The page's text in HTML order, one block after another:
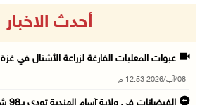
أحدث الاخبار
عبوات المعلبات الفارغة لزراعة الأشتال في غزة
08/آب/2026 12:53 م